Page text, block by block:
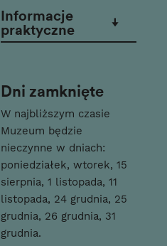
Informacje
praktyczne
Dni zamknięte
W najbliższym czasie
Muzeum będzie
nieczynne w dniach:
poniedziałek, wtorek, 15
sierpnia, 1 listopada, 11
listopada, 24 grudnia, 25
grudnia, 26 grudnia, 31
grudnia.